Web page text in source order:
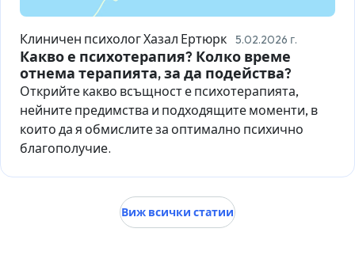
Клиничен психолог Хазал Ертюрк 5.02.2026 г.
Какво е психотерапия? Колко време
отнема терапията, за да подейства?
Открийте какво всъщност е психотерапията,
нейните предимства и подходящите моменти, в
които да я обмислите за оптимално психично
благополучие.
Виж всички статии